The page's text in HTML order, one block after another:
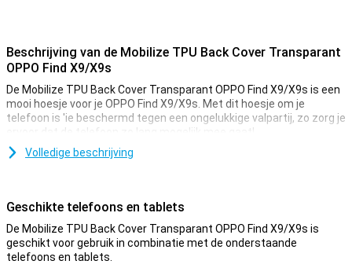
Beschrijving van de Mobilize TPU Back Cover Transparant
OPPO Find X9/X9s
De Mobilize TPU Back Cover Transparant OPPO Find X9/X9s is een
mooi hoesje voor je OPPO Find X9/X9s. Met dit hoesje om je
telefoon is 'ie beschermd tegen een ongelukkige valpartij, zo zorg je
ervoor dat de telefoon zo lang mogelijk mee gaat!
Dit hoesje is Transparant van kleur. Net zoals de meeste andere
Een stevig hoesje voor een goede prijs
Doordat het hoesje van kunststof gemaakt is, biedt dit optimale
bescherming voor je toestel. Hier komt nog bij dat kunststof
hoesjes vaak niet zo duur zijn als andere hoesjes. Deze backcover
Volledige beschrijving
Geschikte telefoons en tablets
De Mobilize TPU Back Cover Transparant OPPO Find X9/X9s is
geschikt voor gebruik in combinatie met de onderstaande
telefoons en tablets.